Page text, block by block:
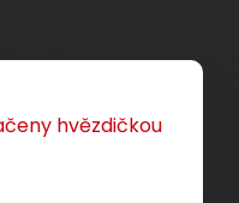
hvězdičkou